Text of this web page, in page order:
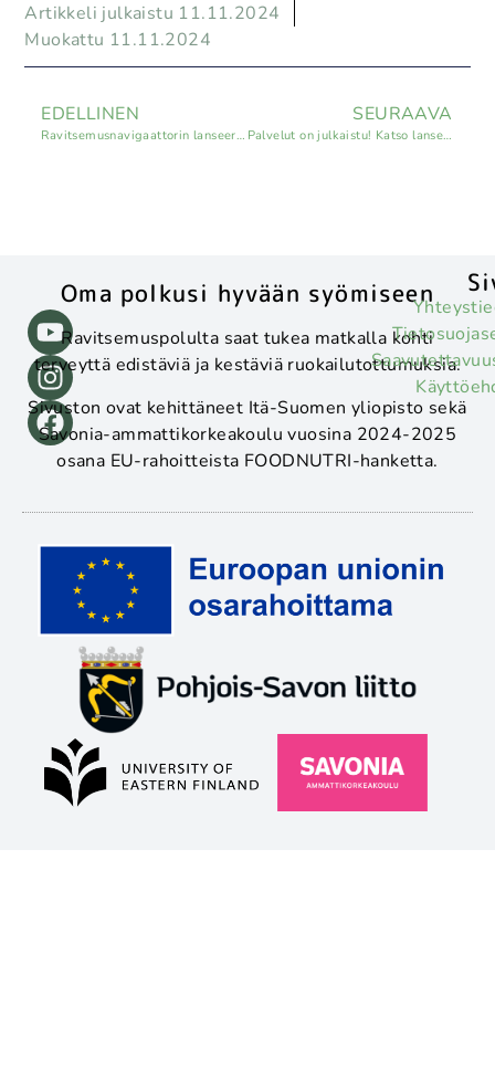
Artikkeli julkaistu 11.11.2024
Muokattu 11.11.2024
EDELLINEN
Ravitsemusnavigaattorin lanseeraus lähestyy
SEURAAVA
Palvelut on julkaistu! Katso lanseerausvideo
Oma polkusi hyvään syömiseen
Ravitsemuspolulta saat tukea matkalla kohti
terveyttä edistäviä ja kestäviä ruokailutottumuksia.
Sivuston ovat kehittäneet Itä-Suomen yliopisto sekä
Savonia-ammattikorkeakoulu vuosina 2024-2025
osana EU-rahoitteista FOODNUTRI-hanketta.